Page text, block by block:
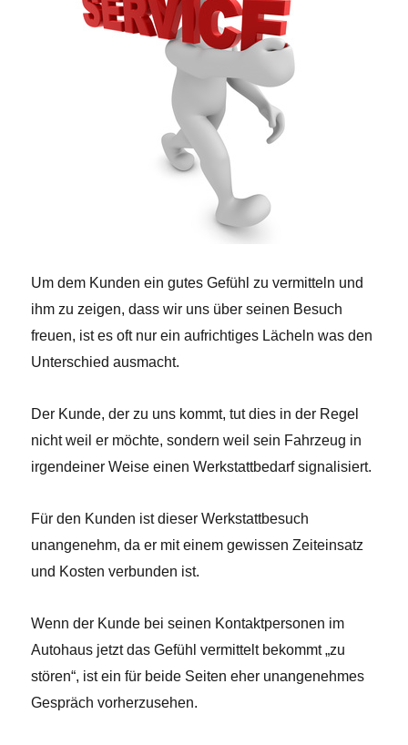
Um dem Kunden ein gutes Gefühl zu vermitteln und
ihm zu zeigen, dass wir uns über seinen Besuch
freuen, ist es oft nur ein aufrichtiges Lächeln was den
Unterschied ausmacht.
Der Kunde, der zu uns kommt, tut dies in der Regel
nicht weil er möchte, sondern weil sein Fahrzeug in
irgendeiner Weise einen Werkstattbedarf signalisiert.
Für den Kunden ist dieser Werkstattbesuch
unangenehm, da er mit einem gewissen Zeiteinsatz
und Kosten verbunden ist.
Wenn der Kunde bei seinen Kontaktpersonen im
Autohaus jetzt das Gefühl vermittelt bekommt „zu
stören“, ist ein für beide Seiten eher unangenehmes
Gespräch vorherzusehen.